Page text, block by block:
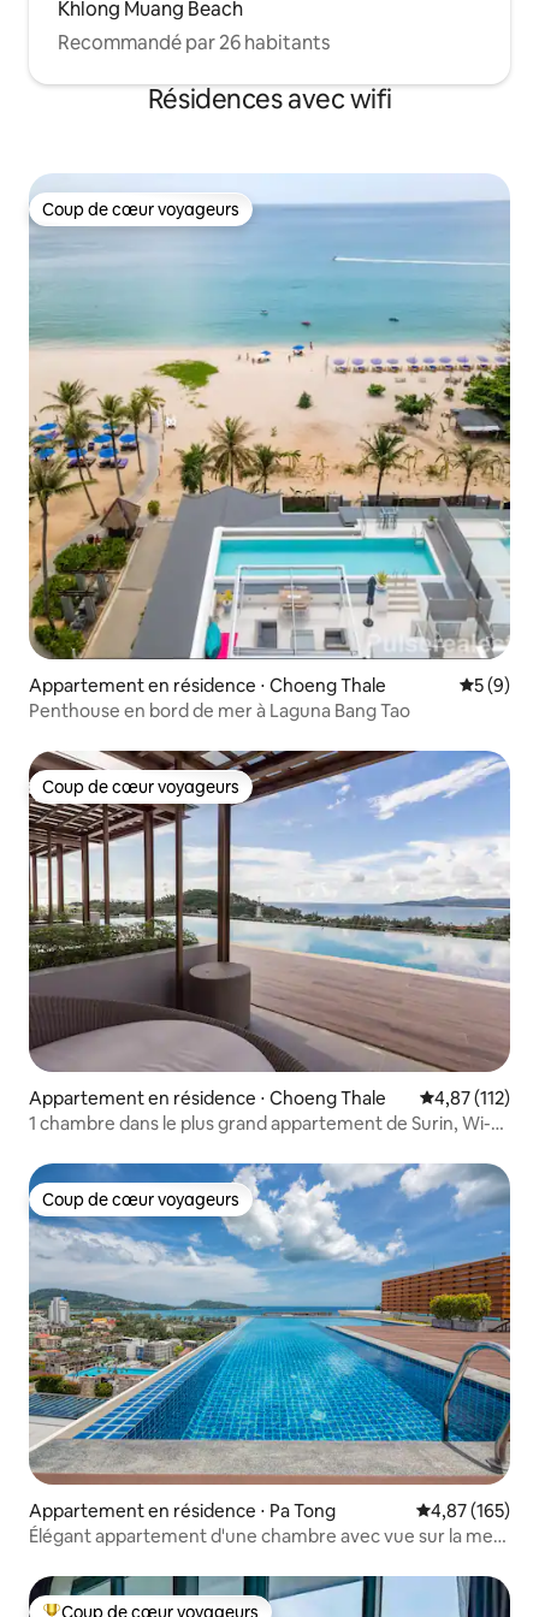
Khlong Muang Beach
Recommandé par 26 habitants
Résidences avec wifi
Coup de cœur voyageurs
Coup de cœur voyageurs
Appartement en résidence ⋅ Choeng Thale
5 (9)
Penthouse en bord de mer à Laguna Bang Tao
Coup de cœur voyageurs
Coup de cœur voyageurs
Appartement en résidence ⋅ Choeng Thale Évaluation
4,87 (112)
1 chambre dans le plus grand appartement de Surin, Wi-Fi
Coup de cœur voyageurs
Coup de cœur voyageurs
Appartement en résidence ⋅ Pa Tong Évaluation
4,87 (165)
Élégant appartement d'une chambre avec vue sur la mer
Coup de cœur voyageurs